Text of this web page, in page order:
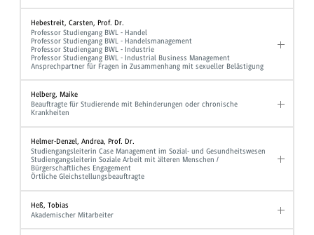
Hebestreit, Carsten, Prof. Dr.
Professor Studiengang BWL - Handel
Professor Studiengang BWL - Handelsmanagement
Professor Studiengang BWL - Industrie
Professor Studiengang BWL - Industrial Business Management
Ansprechpartner für Fragen in Zusammenhang mit sexueller Belästigung
Helberg, Maike
Beauftragte für Studierende mit Behinderungen oder chronische
Krankheiten
Helmer-Denzel, Andrea, Prof. Dr.
Studiengangsleiterin Case Management im Sozial- und Gesundheitswesen
Studiengangsleiterin Soziale Arbeit mit älteren Menschen /
Bürgerschaftliches Engagement
Örtliche Gleichstellungsbeauftragte
Heß, Tobias
Akademischer Mitarbeiter